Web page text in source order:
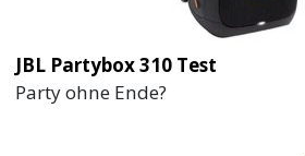
JBL Partybox 310 Test
Party ohne Ende?